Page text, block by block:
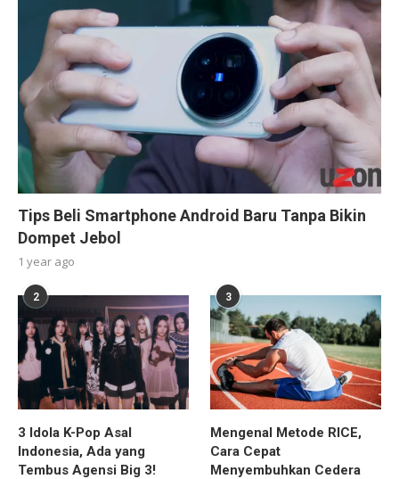
Tips Beli Smartphone Android Baru Tanpa Bikin
Dompet Jebol
1 year ago
2
3 Idola K-Pop Asal
Indonesia, Ada yang
Tembus Agensi Big 3!
3
Mengenal Metode RICE,
Cara Cepat
Menyembuhkan Cedera